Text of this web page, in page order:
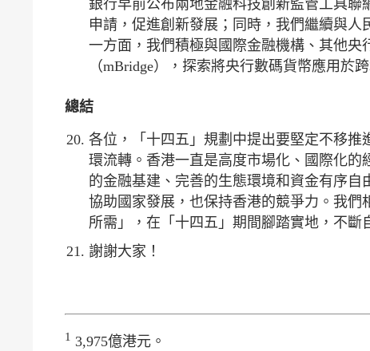
銀行早前公布兩地金融科技創新監管工具
申請，促進創新發展；同時，我們繼續與
一方面，我們積極與國際金融機構、其他
（mBridge），探索將央行數碼貨幣應用於
總結
各位，「十四五」規劃中提出要堅定不移
環流轉。香港一直是高度市場化、國際化
的金融基建、完善的生態環境和資金有序
協助國家發展，也保持香港的競爭力。我
所需」，在「十四五」期間腳踏實地，不斷
謝謝大家！
1 3,975億港元。